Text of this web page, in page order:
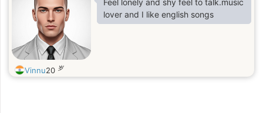
Feel lonely and shy feel to talk.music
lover and I like english songs
Vinnu20 岁